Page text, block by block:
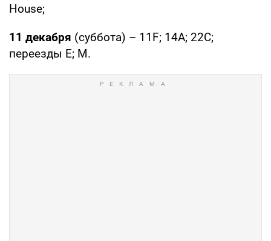
House;
11 декабря (суббота) – 11F; 14А; 22С;
переезды E; M.